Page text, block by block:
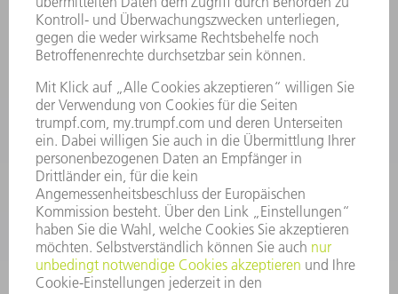
Kundenbetreuung TRUMPF Werkzeugmaschinen
+49 7156 303 33222
Mo - Fr: 07:30 - 17:30 Uhr
Erweiterte Rufbereitschaft per Service App Mo - Fr:
06:30 - 20.00 Uhr Sa: 07:00 - 12:00 Uhr
Kundenbetreuung@trumpf.com
KONTAKT
Service TRUMPF Lasertechnik
+49 7156 303 37444
Mo - Fr: 07:30 - 18:00 Uhr
Additive Manufacturing 07:30 - 17:30 Uhr
spareparts.tld@trumpf.com